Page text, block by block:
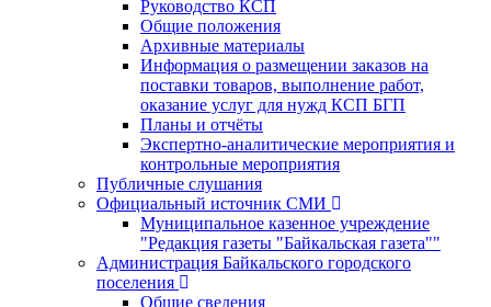
Руководство КСП
Общие положения
Архивные материалы
Информация о размещении заказов на
поставки товаров, выполнение работ,
оказание услуг для нужд КСП БГП
Планы и отчёты
Экспертно-аналитические мероприятия и
контрольные мероприятия
Публичные слушания
Официальный источник СМИ
Муниципальное казенное учреждение
"Редакция газеты "Байкальская газета""
Администрация Байкальского городского
поселения
Общие сведения